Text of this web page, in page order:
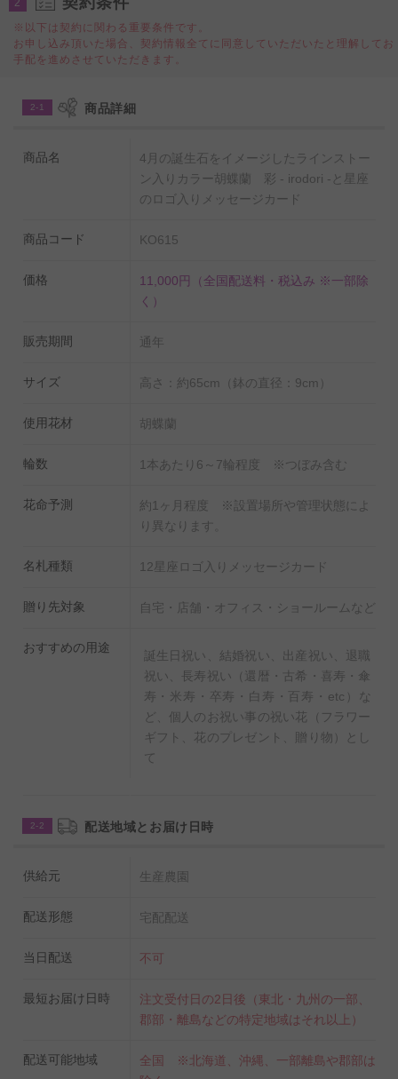
また、一般的なフラワーギフトのアレンジメントフラワ
ー（切り花）ですと花持ちは数日程度となりますが、胡
蝶蘭の鉢植の場合は適切な管理さえ行えば約1.5～2ヶ月
農林水産大臣賞の受賞歴ある厳選生産者より、直送宅配
一品です。
ご希望をいただければ他の12星座カードに変更すること
牡羊座カードでのお届けとなります。
【ご注意】この商品の鉢について
用してお仕立てしております。ご了承の上、ご注文をお
クの鉢でのご用意になります。サイズは変わりません。
す。
※以下は契約に関わる重要条件です。
お申し込み頂いた場合、契約情報全てに同意していただいたと理解してお
手配を進めさせていただきます。
2-1 商品詳細
商品名
4月の誕生石をイメージしたラインストー
ン入りカラー胡蝶蘭 彩 - irodori -と星座
のロゴ入りメッセージカード
商品コード KO615
価格 11,000円
（全国配送料・税込み ※一部除
く）
販売期間 通年
サイズ 高さ：約65cm（鉢の直径：9cm）
使用花材 胡蝶蘭
輪数 1本あたり6～7輪程度 ※つぼみ含む
花命予測
約1ヶ月程度 ※設置場所や管理状態によ
り異なります。
名札種類 12星座ロゴ入りメッセージカード
贈り先対象 自宅・店舗・オフィス・ショールームなど
おすすめの用途
誕生日祝い、結婚祝い、出産祝い、退職
祝い、長寿祝い（還暦・古希・喜寿・傘
寿・米寿・卒寿・白寿・百寿・etc）な
ど、個人のお祝い事の祝い花（フラワー
ギフト、花のプレゼント、贈り物）とし
て
2-2 配送地域とお届け日時
供給元 生産農園
配送形態 宅配配送
当日配送 不可
最短お届け日時
注文受付日の2日後（東北・九州の一部、
郡部・離島などの特定地域はそれ以上）
配送可能地域
全国 ※北海道、沖縄、一部離島や郡部は